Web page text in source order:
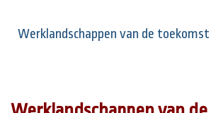
Werklandschappen van de toekomst